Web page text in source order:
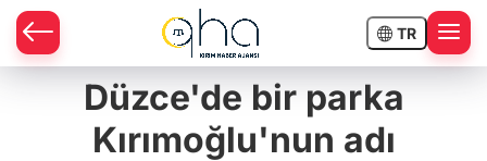
TR
Düzce'de bir parka
Kırımoğlu'nun adı